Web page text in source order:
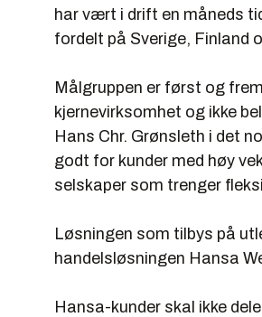
har vært i drift en måneds
fordelt på Sverige, Finland
Målgruppen er først og
kjernevirksomhet og ikke
Hans Chr. Grønsleth i det
godt for kunder med høy
selskaper som trenger
Løsningen som tilbys på
handelsløsningen Hansa
Hansa-kunder skal ikke